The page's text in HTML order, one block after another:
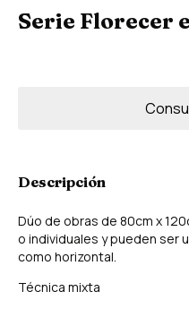
Serie Florecer
Descripción
Dúo de obras de 80cm x
o individuales y pueden ser
como horizontal.
Técnica mixta